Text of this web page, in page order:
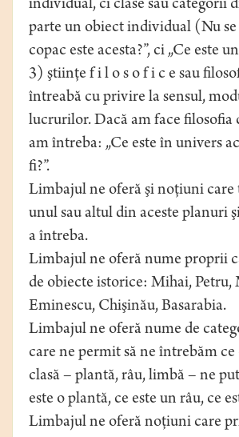
individual, ci clase sau categorii
parte un obiect individual (Nu se
copac este acesta?”, ci „Ce este
3) ştiinţe f i l o s o f i c e sau
întreabă cu privire la sensul,
lucrurilor. Dacă am face filosofia
am întreba: „Ce este în univers
fi?”.
Limbajul ne oferă şi noţiuni care
unul sau altul din aceste planuri
a întreba.
Limbajul ne oferă nume proprii
de obiecte istorice: Mihai, Petru,
Eminescu, Chişinău, Basarabia.
Limbajul ne oferă nume de
care ne permit să ne întrebăm ce
clasă – plantă, râu, limbă – ne
este o plantă, ce este un râu, ce
Limbajul ne oferă noţiuni care